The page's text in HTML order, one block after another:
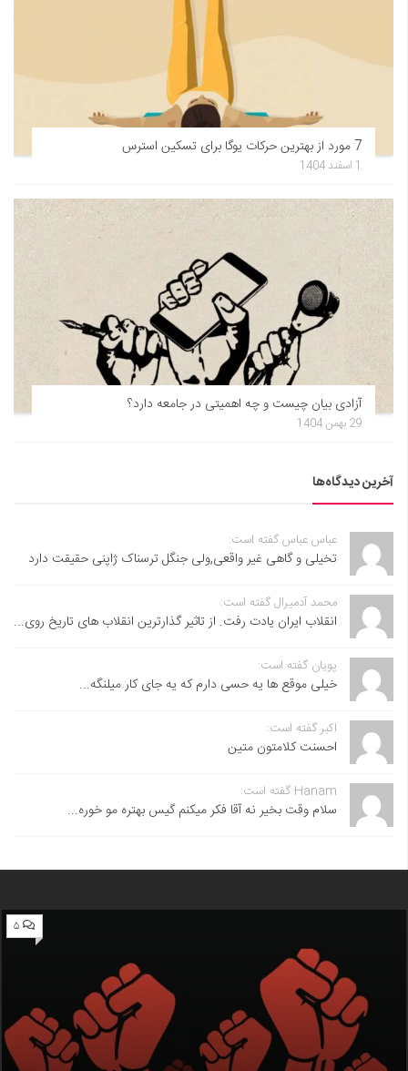
7 مورد از بهترین حرکات یوگا برای تسکین استرس
1 اسفند 1404
آزادی بیان چیست و چه اهمیتی در جامعه دارد؟
29 بهمن 1404
آخرین دیدگاه‌ها
عباس عباس گفته است:
تخیلی و گاهی غیر واقعی,ولی جنگل ترسناک ژاپنی حقیقت دارد
محمد آدمیرال گفته است:
انقلاب ایران یادت رفت. از تاثیر گذارترین انقلاب های تاریخ روی...
پویان گفته است:
خیلی موقع ها یه حسی دارم که یه جای کار میلنگه...
اکبر گفته است:
احسنت ‌کلامتون متین
Hanam گفته است:
سلام وقت بخیر نه آقا فکر میکنم گیس بهتره مو خوره...
۵